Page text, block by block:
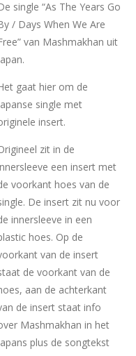
single “As The Years Go
/ Days When We Are
van Mashmakhan uit
gaat hier om de
single met
insert.
zit in de
een insert met
voorkant hoes van de
De insert zit nu voor
innersleeve in een
hoes. Op de
van de insert
de voorkant van de
aan de achterkant
de insert staat info
Mashmakhan in het
plus de songtekst